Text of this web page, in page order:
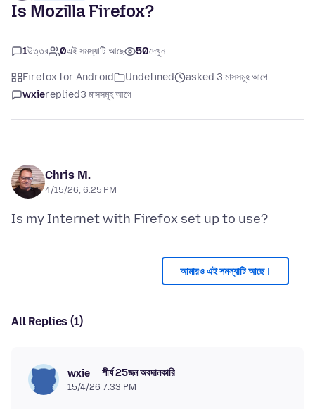
Is Mozilla Firefox?
1উত্তর 0এই সমস্যাটি আছে 50দেখুন
Firefox for Android Undefined
asked 3 মাসসমূহ আগে
wxiereplied3 মাসসমূহ আগে
Chris M.
4/15/26, 6:25 PM
আমারও এই সমস্যাটি আছে।
All Replies (1)
wxie শীর্ষ 25জন অবদানকারি
15/4/26 7:33 PM